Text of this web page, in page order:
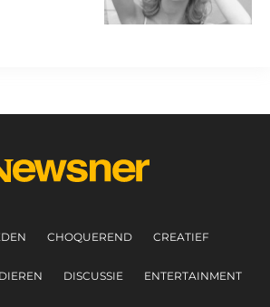
CHOQUEREND CREATIEF
DIEREN DISCUSSIE ENTERTAINMENT